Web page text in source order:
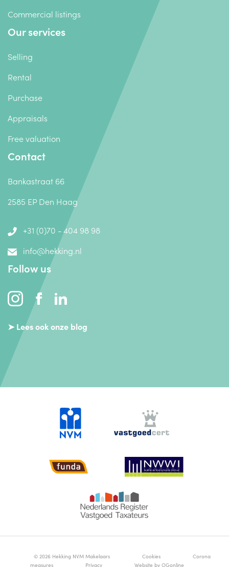
Commercial listings
Our services
Selling
Rental
Purchase
Appraisals
Free valuation
Contact
Bankastraat 66
2585 EP Den Haag
+31 (0)70 - 404 98 98
info@hekking.nl
Follow us
➤ Lees ook onze blog
© 2026 Hekking NVM Makelaars Cookies
Corona
measures
Privacy Website by OGonline